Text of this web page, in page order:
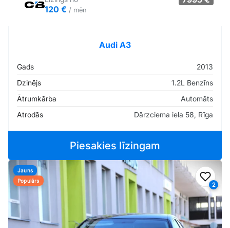
120 € / mēn
Audi A3
Gads
2013
Dzinējs
1.2L Benzīns
Ātrumkārba
Automāts
Atrodās
Dārzciema iela 58, Rīga
Piesakies līzingam
2
Jauns
Populārs